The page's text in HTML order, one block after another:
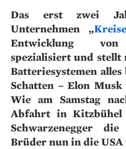
Das erst zwei
Unternehmen „
Entwicklung von
spezialisiert und
Batteriesystemen
Schatten – Elon Musk
Wie am Samstag
Abfahrt in
Schwarzenegger
Brüder nun in die USA